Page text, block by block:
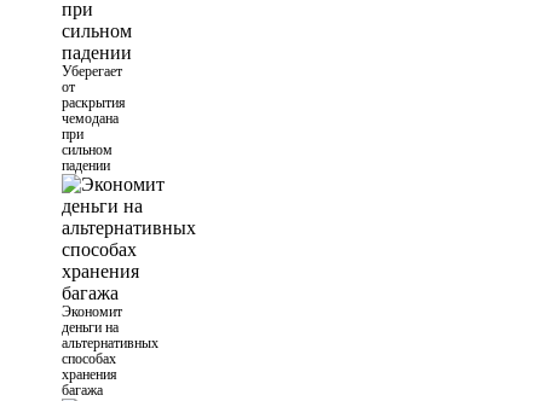
Уберегает
от
раскрытия
чемодана
при
сильном
падении
Экономит
деньги на
альтернативных
способах
хранения
багажа